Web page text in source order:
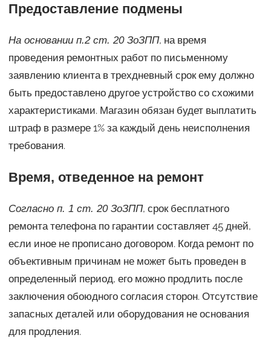
Предоставление подмены
На основании п.2 ст. 20 ЗоЗПП, на время
проведения ремонтных работ по письменному
заявлению клиента в трехдневный срок ему должно
быть предоставлено другое устройство со схожими
характеристиками. Магазин обязан будет выплатить
штраф в размере 1% за каждый день неисполнения
требования.
Время, отведенное на ремонт
Согласно п. 1 ст. 20 ЗоЗПП, срок бесплатного
ремонта телефона по гарантии составляет 45 дней,
если иное не прописано договором. Когда ремонт по
объективным причинам не может быть проведен в
определенный период, его можно продлить после
заключения обоюдного согласия сторон. Отсутствие
запасных деталей или оборудования не основания
для продления.